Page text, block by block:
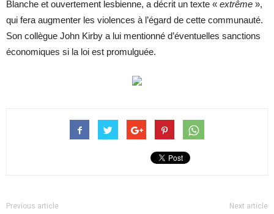
Blanche et ouvertement lesbienne, a décrit un texte « extrême »,
qui fera augmenter les violences à l’égard de cette communauté.
Son collègue John Kirby a lui mentionné d’éventuelles sanctions
économiques si la loi est promulguée.
Previous article Next article